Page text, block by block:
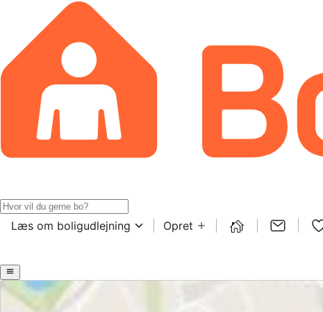
Læs om boligudlejning Opret